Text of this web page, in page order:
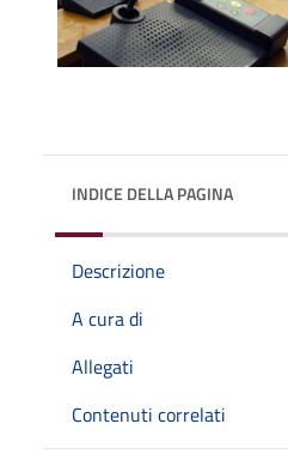
INDICE DELLA PAGINA
Descrizione
A cura di
Allegati
Contenuti correlati